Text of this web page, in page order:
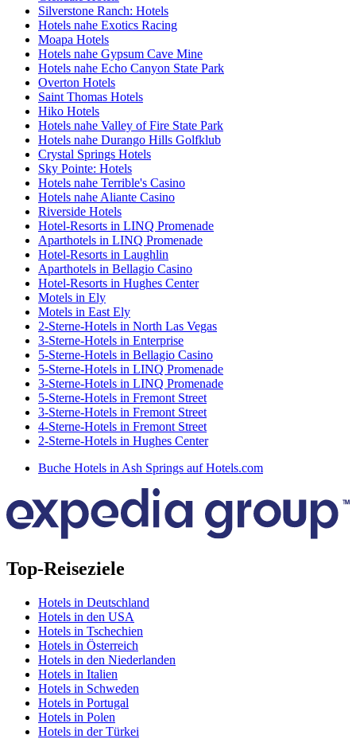
Silverstone Ranch: Hotels
Hotels nahe Exotics Racing
Moapa Hotels
Hotels nahe Gypsum Cave Mine
Hotels nahe Echo Canyon State Park
Overton Hotels
Saint Thomas Hotels
Hiko Hotels
Hotels nahe Valley of Fire State Park
Hotels nahe Durango Hills Golfklub
Crystal Springs Hotels
Sky Pointe: Hotels
Hotels nahe Terrible's Casino
Hotels nahe Aliante Casino
Riverside Hotels
Hotel-Resorts in LINQ Promenade
Aparthotels in LINQ Promenade
Hotel-Resorts in Laughlin
Aparthotels in Bellagio Casino
Hotel-Resorts in Hughes Center
Motels in Ely
Motels in East Ely
2-Sterne-Hotels in North Las Vegas
3-Sterne-Hotels in Enterprise
5-Sterne-Hotels in Bellagio Casino
5-Sterne-Hotels in LINQ Promenade
3-Sterne-Hotels in LINQ Promenade
5-Sterne-Hotels in Fremont Street
3-Sterne-Hotels in Fremont Street
4-Sterne-Hotels in Fremont Street
2-Sterne-Hotels in Hughes Center
Buche Hotels in Ash Springs auf Hotels.com
Top-Reiseziele
Hotels in Deutschland
Hotels in den USA
Hotels in Tschechien
Hotels in Österreich
Hotels in den Niederlanden
Hotels in Italien
Hotels in Schweden
Hotels in Portugal
Hotels in Polen
Hotels in der Türkei